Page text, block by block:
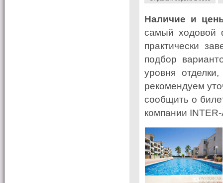
Наличие и
самый ходовой
практически
подбор
уровня
рекомендуем
сообщить о
компании